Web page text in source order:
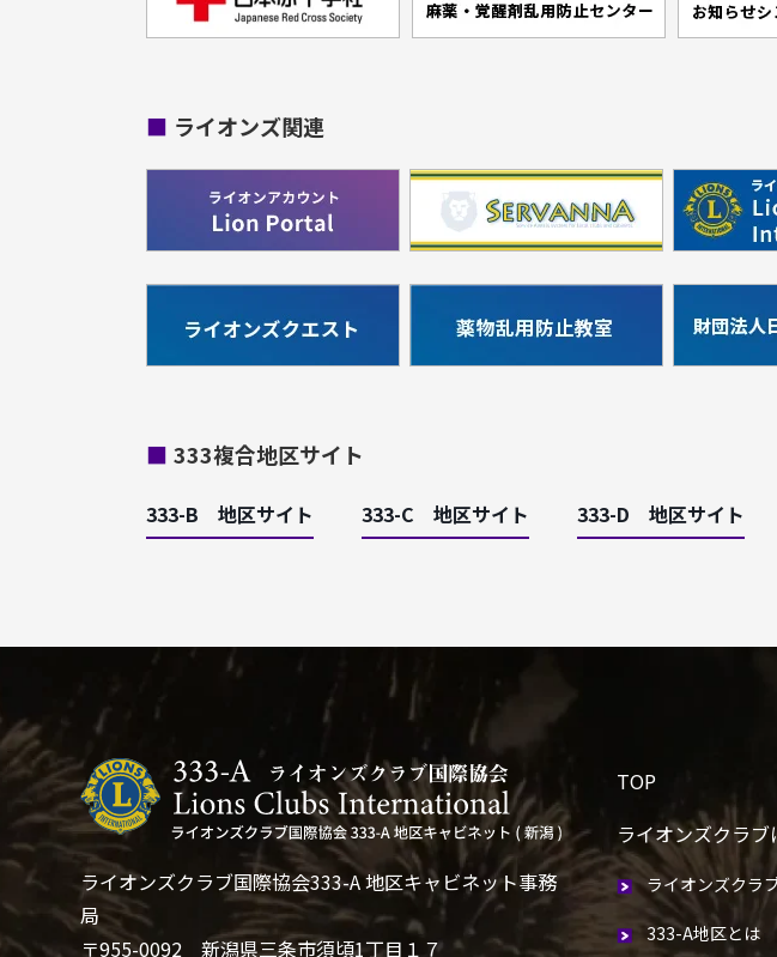
■ ライオンズ関連
■ 333複合地区サイト
333-B 地区サイト 333-C 地区サイト 333-D 地区サイト
ライオンズクラブ国際協会333-A 地区キャビネット事務
局
〒955-0092 新潟県三条市須頃1丁目１７
TOP
ライオンズクラブ
ライオンズクラ
333-A地区とは